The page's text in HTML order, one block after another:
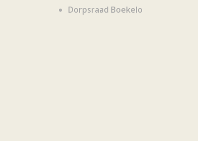
Dorpsraad Boekelo